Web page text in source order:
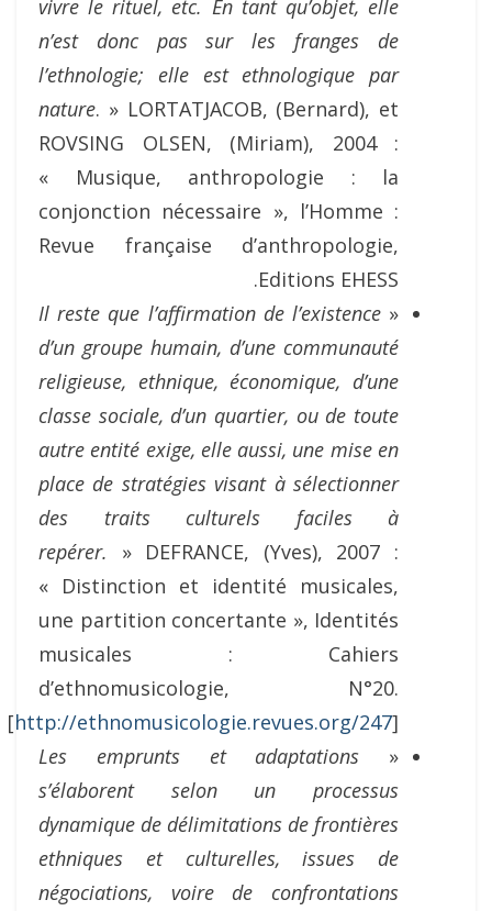
vivre le rituel, etc. En tant qu’objet, elle
n’est donc pas sur les franges de
l’ethnologie; elle est ethnologique par
nature. » LORTATJACOB, (Bernard), et
ROVSING OLSEN, (Miriam), 2004 :
« Musique, anthropologie : la
conjonction nécessaire », l’Homme :
Revue française d’anthropologie,
Editions EHESS.
«
Il reste que l’affirmation de l’existence
d’un groupe humain, d’une communauté
religieuse, ethnique, économique, d’une
classe sociale, d’un quartier, ou de toute
autre entité exige, elle aussi, une mise en
place de stratégies visant à sélectionner
des traits culturels
faciles à
repérer. » DEFRANCE, (Yves), 2007 :
« Distinction et identité musicales,
une partition concertante », Identités
musicales : Cahiers
d’ethnomusicologie, N°20.
[http://ethnomusicologie.revues.org/247]
«
Les emprunts et adaptations
s’élaborent selon un processus
dynamique de délimitations de frontières
ethniques et culturelles, issues de
négociations, voire de confrontations